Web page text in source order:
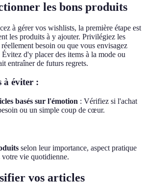
les bons produits
à gérer vos wishlists, la première étape est
les produits à y ajouter. Privilégiez les
besoin ou que vous envisagez
Évitez d'y placer des items à la mode ou
entraîner de futurs regrets.
à éviter :
basés sur l'émotion : Vérifiez si l'achat
ou un simple coup de cœur.
selon leur importance, aspect pratique
votre vie quotidienne.
vos articles